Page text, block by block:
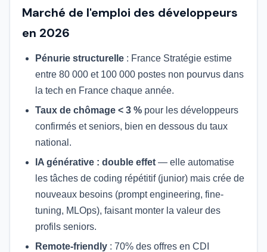
Marché de l'emploi des développeurs
en 2026
Pénurie structurelle : France Stratégie estime
entre 80 000 et 100 000 postes non pourvus dans
la tech en France chaque année.
Taux de chômage < 3 % pour les développeurs
confirmés et seniors, bien en dessous du taux
national.
IA générative : double effet — elle automatise
les tâches de coding répétitif (junior) mais crée de
nouveaux besoins (prompt engineering, fine-
tuning, MLOps), faisant monter la valeur des
profils seniors.
Remote-friendly : 70% des offres en CDI